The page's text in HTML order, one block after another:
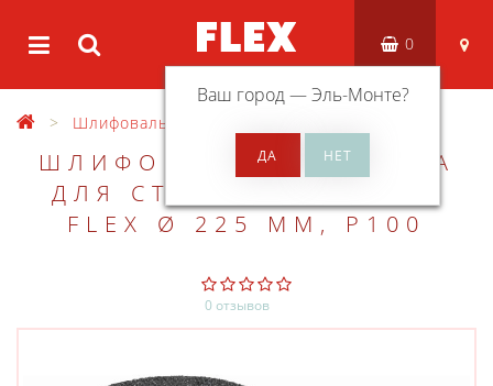
Ваш город —Эль-Монте?
0
Шлифовальный материал
ШЛИФОВАЛЬНАЯ БУМАГА
ДЛЯ СТЕН И ПОТОЛКОВ
FLEX Ø 225 ММ, P100
0 отзывов